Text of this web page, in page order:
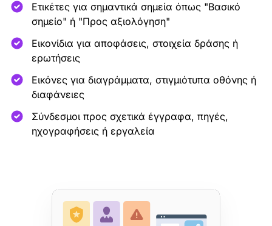
Ετικέτες για σημαντικά σημεία όπως "Βασικό
σημείο" ή "Προς αξιολόγηση"
Εικονίδια για αποφάσεις, στοιχεία δράσης ή
ερωτήσεις
Εικόνες για διαγράμματα, στιγμιότυπα οθόνης ή
διαφάνειες
Σύνδεσμοι προς σχετικά έγγραφα, πηγές,
ηχογραφήσεις ή εργαλεία